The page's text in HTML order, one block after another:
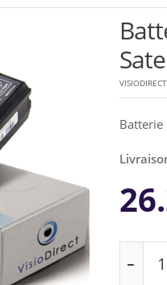
VISIODIRECT
Batterie